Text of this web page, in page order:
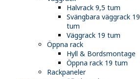
Halvrack 9,5 tum
Svängbara väggrack 19
tum
Väggrack 19 tum
Öppna rack
Hyll & Bordsmontage
Öppna rack 19 tum
Rackpaneler